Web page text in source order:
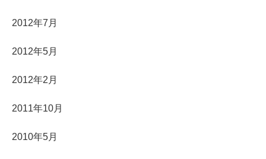
2012年7月
2012年5月
2012年2月
2011年10月
2010年5月